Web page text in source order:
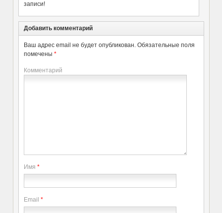
записи!
Добавить комментарий
Ваш адрес email не будет опубликован. Обязательные поля
помечены *
Комментарий
Имя *
Email *